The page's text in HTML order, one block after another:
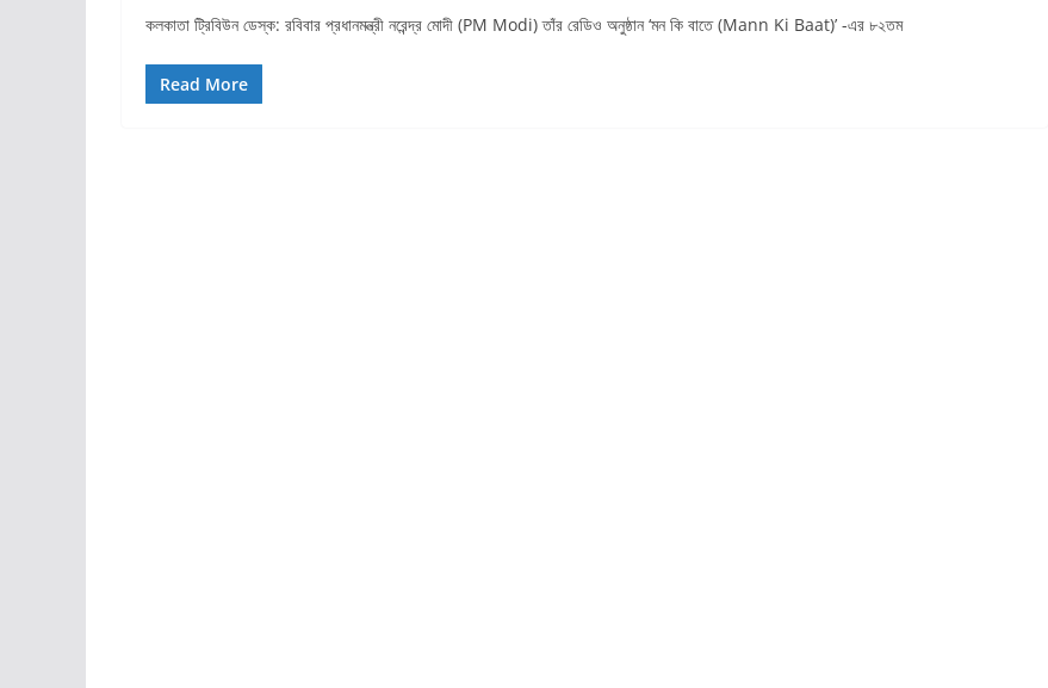
কলকাতা ট্রিবিউন ডেস্ক: রবিবার প্রধানমন্ত্রী নরেন্দ্র মোদী (PM Modi) তাঁর রেডিও অনুষ্ঠান ‘মন কি বাতে (Mann Ki Baat)’ -এর ৮২তম
Read More